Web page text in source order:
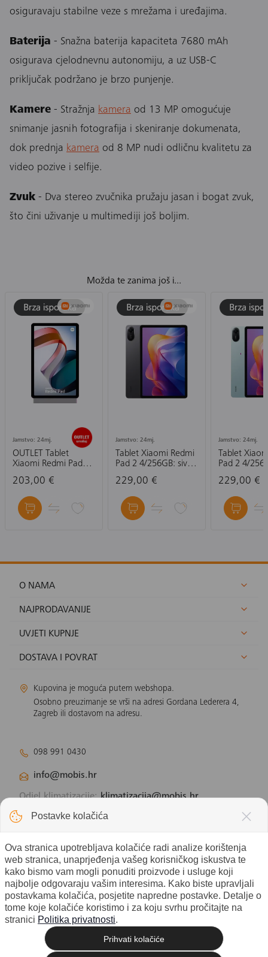
osiguravaju stabilne veze s mrežama i uređajima.
Baterija - Snažna baterija kapaciteta 7680 mAh
osigurava cjelodnevnu autonomiju, a uz USB-C
priključak podržano je brzo punjenje.
Kamere - Stražnja kamera od 13 MP omogućuje
snimanje jasnih fotografija i skeniranje dokumenata,
dok prednja kamera od 8 MP nudi odličnu kvalitetu za
video pozive i selfije.
Zvuk - Dva stereo zvučnika pružaju jasan i bogat zvuk,
što čini uživanje u multimediji još boljim.
Možda te zanima još i...
Jamstvo: 24mj.
OUTLET Tablet
Xiaomi Redmi Pad
203,00 €
Jamstvo: 24mj.
Tablet Xiaomi Redmi
Pad 2 4/256GB: sive
229,00 €
Jamstvo: 24mj.
Tablet
Pad 2 4/
229,00 €
O NAMA
NAJPRODAVANIJE
UVJETI KUPNJE
DOSTAVA I POVRAT
Kupovina je moguća putem webshopa.
Osobno preuzimanje se vrši na adresi Gordana Lederera 4,
Zagreb ili dostavom na adresu.
098 991 0430
info@mobis.hr
Odjel klimatizacije:klimatizacija@mobis.hr
Odjel solarnih panela:
© 2026 Mobis electronic d.o.o. - Sva
Postavke kolačića
Ova stranica upotrebljava kolačiće radi analize korištenja
web stranica, unaprjeđenja vašeg korisničkog iskustva te
kako bismo vam mogli ponuditi proizvode i usluge koji
najbolje odgovaraju vašim interesima. Kako biste upravljali
postavkama kolačića, posjetite napredne postavke. Detalje o
tome koje kolačiće koristimo i za koju svrhu pročitajte na
stranici Politika privatnosti.
Prihvati kolačiće